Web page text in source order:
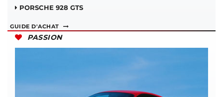
PORSCHE 928 GTS
GUIDE D'ACHAT
PASSION